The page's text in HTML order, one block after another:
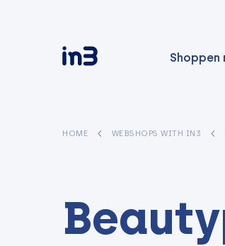
Shoppen
HOME WEBSHOPS WITH IN3